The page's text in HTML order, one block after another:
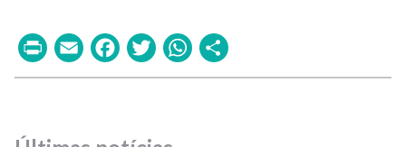
PrintEmailFacebook
TwitterWhatsApp